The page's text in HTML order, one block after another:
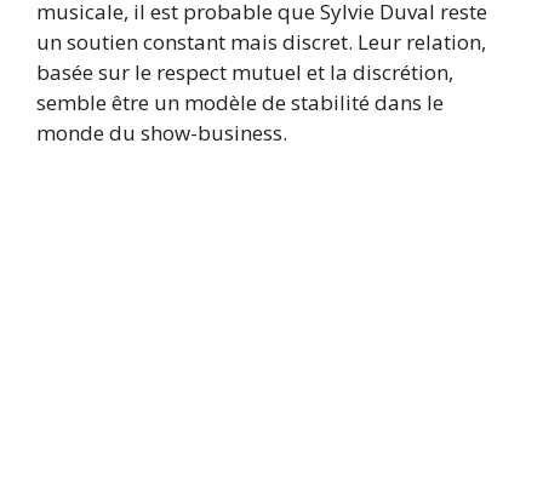
musicale, il est probable que Sylvie Duval reste
un soutien constant mais discret. Leur relation,
basée sur le respect mutuel et la discrétion,
semble être un modèle de stabilité dans le
monde du show-business.